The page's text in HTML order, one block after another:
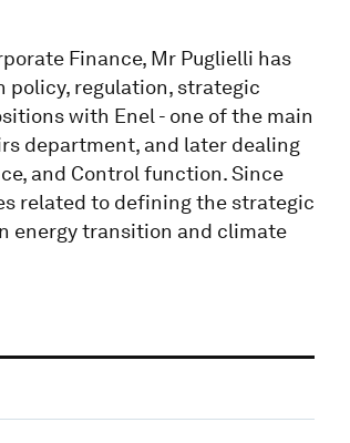
Finance, Mr Puglielli has
policy, regulation, strategic
with Enel - one of the main
department, and later dealing
and Control function. Since
related to defining the strategic
energy transition and climate